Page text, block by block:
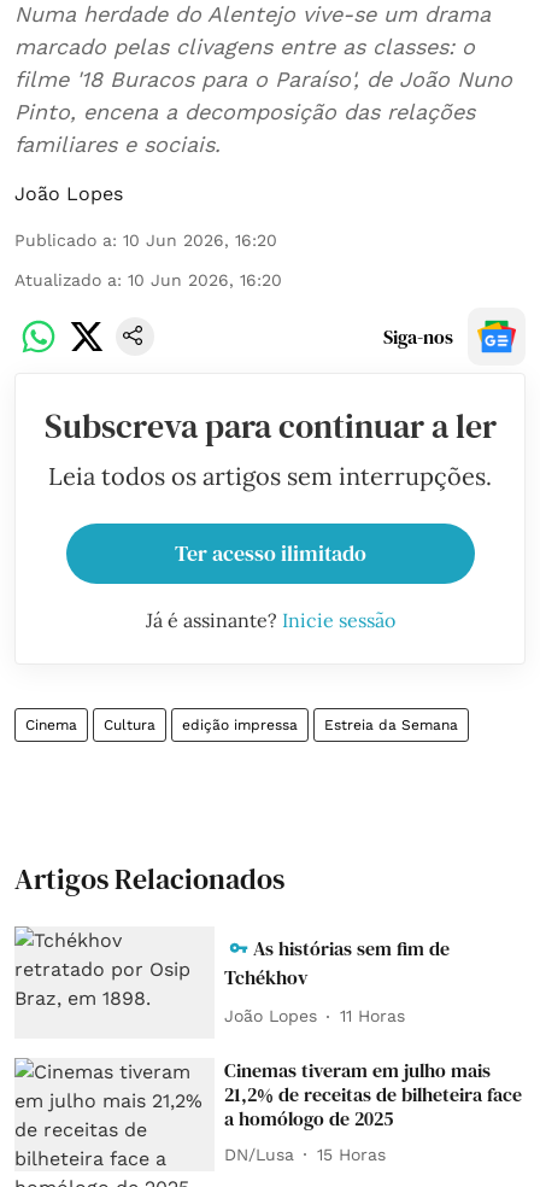
Numa herdade do Alentejo vive-se um drama
marcado pelas clivagens entre as classes: o
filme '18 Buracos para o Paraíso', de João Nuno
Pinto, encena a decomposição das relações
familiares e sociais.
João Lopes
Publicado a: 10 Jun 2026, 16:20
Atualizado a: 10 Jun 2026, 16:20
Siga-nos
Subscreva para continuar a ler
Leia todos os artigos sem interrupções.
Ter acesso ilimitado
Já é assinante? Inicie sessão
Cinema Cultura edição impressa Estreia da Semana
Artigos Relacionados
As histórias sem fim de
Tchékhov
João Lopes 11 Horas
Cinemas tiveram em julho mais
21,2% de receitas de bilheteira face
a homólogo de 2025
DN/Lusa 15 Horas